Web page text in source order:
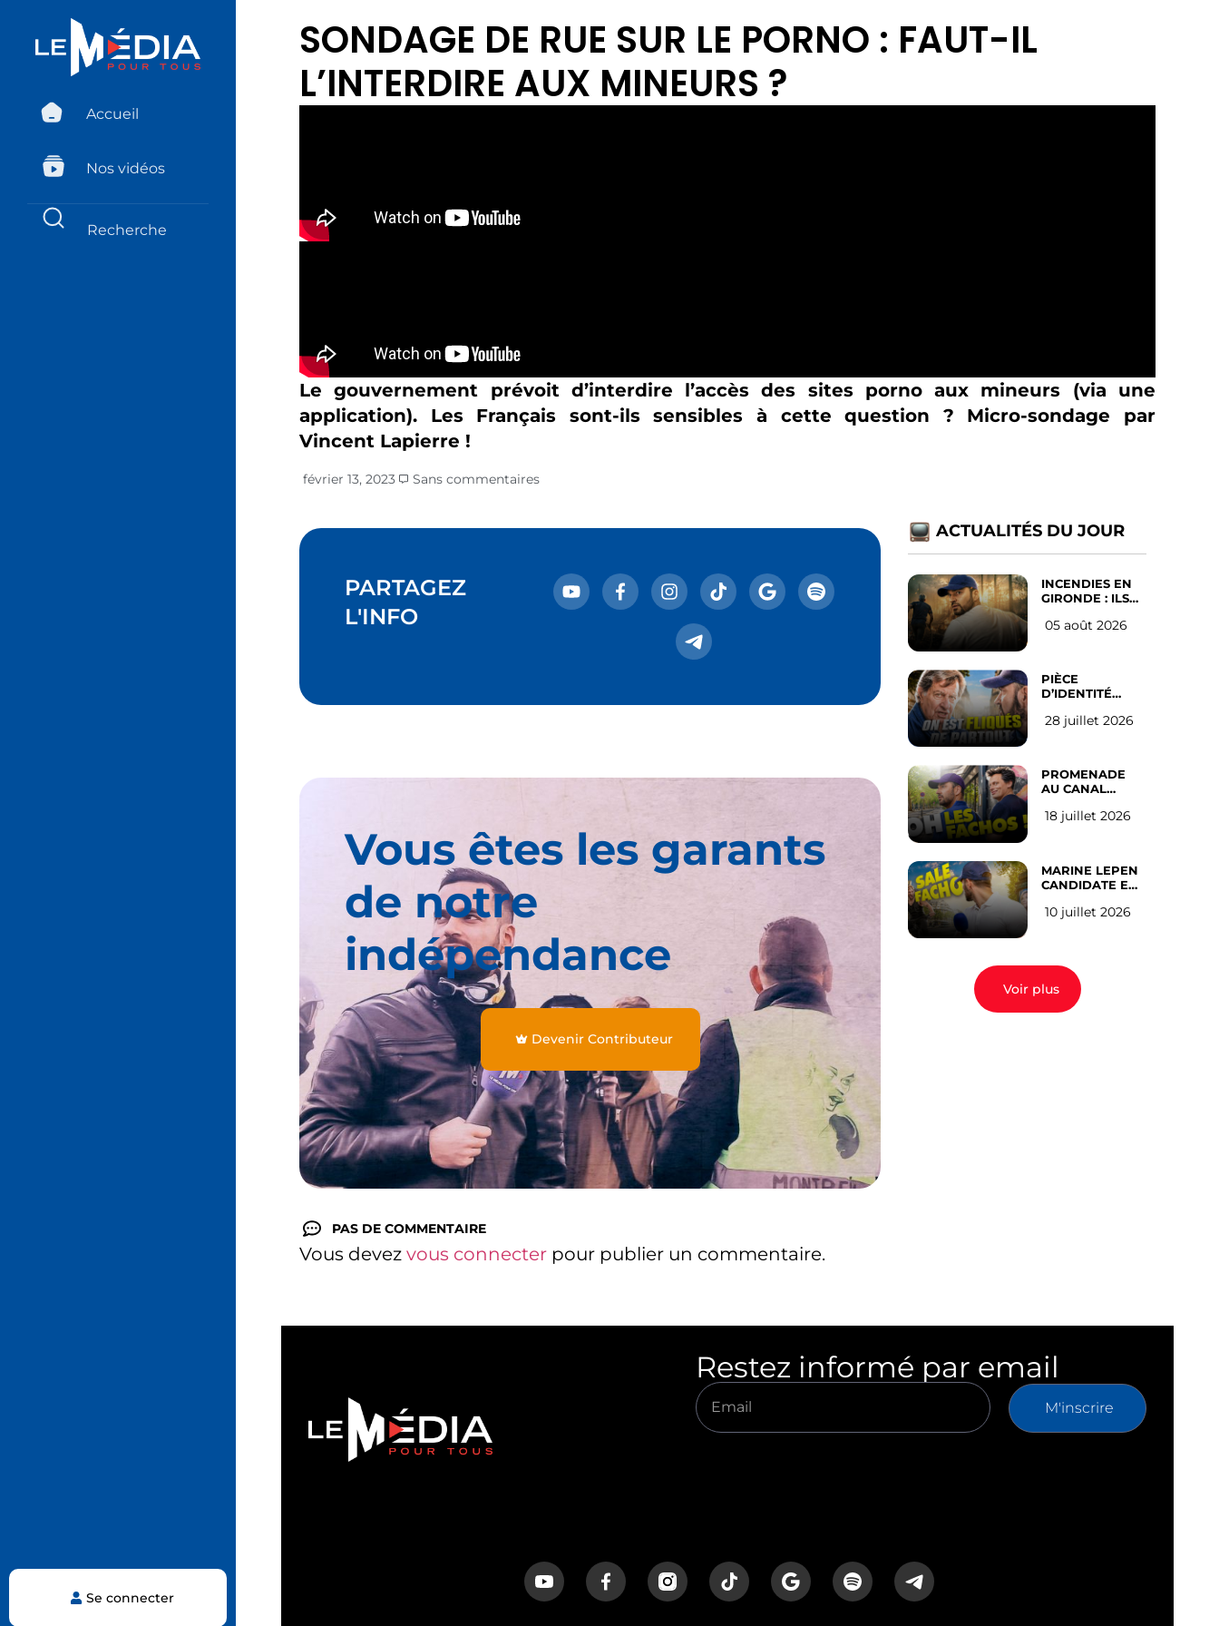
Accueil
Nos vidéos
Se connecter
SONDAGE DE RUE SUR LE PORNO : FAUT-IL
L’INTERDIRE AUX MINEURS ?
Le gouvernement prévoit d’interdire l’accès des sites porno aux mineurs (via une
application). Les Français sont-ils sensibles à cette question ? Micro-sondage par
Vincent Lapierre !
février 13, 2023 Sans commentaires
PARTAGEZ
L'INFO
Vous êtes les garants
de notre
indépendance
Devenir Contributeur
ACTUALITÉS DU JOUR
INCENDIES EN
GIRONDE : ILS
D’ABANDONNER
05 août 2026
PIÈCE
D’IDENTITÉ
SUR LES
28 juillet 2026
PROMENADE
AU CANAL
(les gauchistes
18 juillet 2026
MARINE LEPEN
CANDIDATE EN
Parisiens
10 juillet 2026
Voir plus
PAS DE COMMENTAIRE
Vous devez vous connecter pour publier un commentaire.
Restez informé par email
M'inscrire